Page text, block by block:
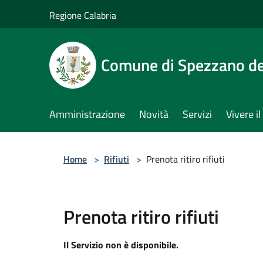
Regione Calabria
Comune di Spezzano
Amministrazione Novità Servizi Vivere
Home > Rifiuti > Prenota ritiro rifiuti
Prenota ritiro rifiuti
Il Servizio non è disponibile.